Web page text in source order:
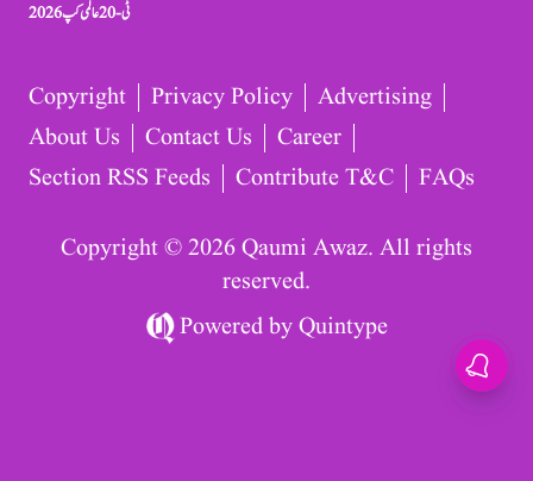
ٹی-20 عالمی کپ 2026
Copyright Privacy Policy
Advertising
About Us
Contact Us
Career
Section RSS Feeds
Contribute T&C FAQs
Copyright © 2026 Qaumi Awaz. All rights
reserved.
Powered byQuintype